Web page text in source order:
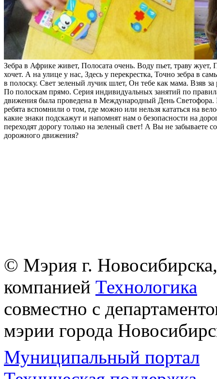
Зебра в Африке живет, Полосата очень. Воду пьет, траву жует,
хочет. А на улице у нас, Здесь у перекрестка, Точно зебра в
в полоску. Свет зеленый лучик шлет, Он тебе как мама. Взяв за
По полоскам прямо. Серия индивидуальных занятий по
движения была проведена в Международный День
ребята вспомнили о том, где можно или нельзя кататься на
какие знаки подскажут и напомнят нам о безопасности на
переходят дорогу только на зеленый свет! А Вы не забываете
дорожного движения?
© Мэрия г.
компанией Технологика
совместно с
мэрии города
Муниципальный портал